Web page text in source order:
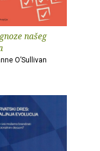
našeg
O’Sullivan